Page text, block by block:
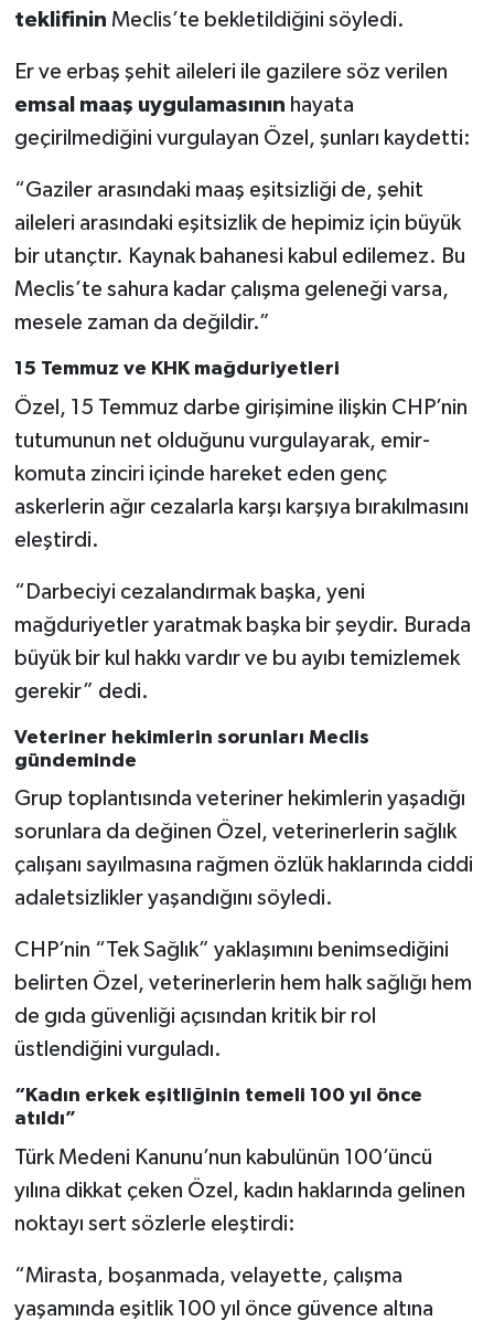
teklifinin Meclis’te bekletildiğini söyledi.
Er ve erbaş şehit aileleri ile gazilere söz verilen
emsal maaş uygulamasının hayata
geçirilmediğini vurgulayan Özel, şunları kaydetti:
“Gaziler arasındaki maaş eşitsizliği de, şehit
aileleri arasındaki eşitsizlik de hepimiz için büyük
bir utançtır. Kaynak bahanesi kabul edilemez. Bu
Meclis’te sahura kadar çalışma geleneği varsa,
mesele zaman da değildir.”
15 Temmuz ve KHK mağduriyetleri
Özel, 15 Temmuz darbe girişimine ilişkin CHP’nin
tutumunun net olduğunu vurgulayarak, emir-
komuta zinciri içinde hareket eden genç
askerlerin ağır cezalarla karşı karşıya bırakılmasını
eleştirdi.
“Darbeciyi cezalandırmak başka, yeni
mağduriyetler yaratmak başka bir şeydir. Burada
büyük bir kul hakkı vardır ve bu ayıbı temizlemek
gerekir” dedi.
Veteriner hekimlerin sorunları Meclis
gündeminde
Grup toplantısında veteriner hekimlerin yaşadığı
sorunlara da değinen Özel, veterinerlerin sağlık
çalışanı sayılmasına rağmen özlük haklarında ciddi
adaletsizlikler yaşandığını söyledi.
CHP’nin “Tek Sağlık” yaklaşımını benimsediğini
belirten Özel, veterinerlerin hem halk sağlığı hem
de gıda güvenliği açısından kritik bir rol
üstlendiğini vurguladı.
“Kadın erkek eşitliğinin temeli 100 yıl önce
atıldı”
Türk Medeni Kanunu’nun kabulünün 100’üncü
yılına dikkat çeken Özel, kadın haklarında gelinen
noktayı sert sözlerle eleştirdi:
“Mirasta, boşanmada, velayette, çalışma
yaşamında eşitlik 100 yıl önce güvence altına